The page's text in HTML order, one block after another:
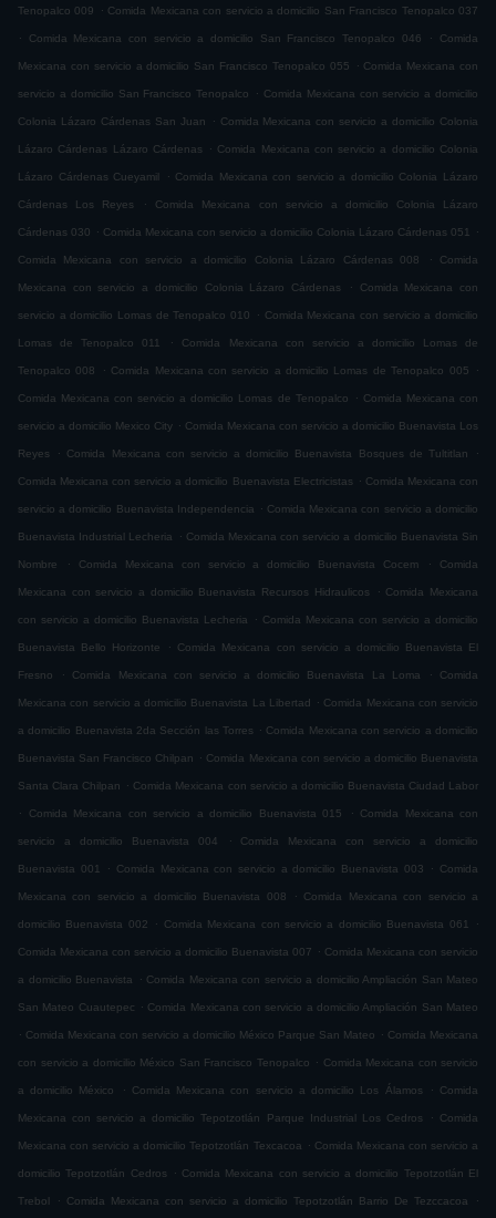
Tenopalco 009 . Comida Mexicana con servicio a domicilio San Francisco Tenopalco 037
.
Comida Mexicana con servicio a domicilio San Francisco Tenopalco 046 . Comida
Mexicana con servicio a domicilio San Francisco Tenopalco 055 . Comida Mexicana con
servicio a domicilio San Francisco Tenopalco . Comida Mexicana con servicio a domicilio
Colonia Lázaro Cárdenas San Juan . Comida Mexicana con servicio a domicilio Colonia
Lázaro Cárdenas Lázaro Cárdenas . Comida Mexicana con servicio a domicilio Colonia
Lázaro Cárdenas Cueyamil . Comida Mexicana con servicio a domicilio Colonia Lázaro
Cárdenas Los Reyes . Comida Mexicana con servicio a domicilio Colonia Lázaro
Cárdenas 030 . Comida Mexicana con servicio a domicilio Colonia Lázaro Cárdenas 051 .
Comida Mexicana con servicio a domicilio Colonia Lázaro Cárdenas 008 . Comida
Mexicana con servicio a domicilio Colonia Lázaro Cárdenas . Comida Mexicana con
servicio a domicilio Lomas de Tenopalco 010 . Comida Mexicana con servicio a domicilio
Lomas de Tenopalco 011 . Comida Mexicana con servicio a domicilio Lomas de
Tenopalco 008 . Comida Mexicana con servicio a domicilio Lomas de Tenopalco 005 .
Comida Mexicana con servicio a domicilio Lomas de Tenopalco . Comida Mexicana con
servicio a domicilio Mexico City . Comida Mexicana con servicio a domicilio Buenavista Los
Reyes . Comida Mexicana con servicio a domicilio Buenavista Bosques de Tultitlan .
Comida Mexicana con servicio a domicilio Buenavista Electricistas . Comida Mexicana con
servicio a domicilio Buenavista Independencia . Comida Mexicana con servicio a domicilio
Buenavista Industrial Lecheria . Comida Mexicana con servicio a domicilio Buenavista Sin
Nombre . Comida Mexicana con servicio a domicilio Buenavista Cocem . Comida
Mexicana con servicio a domicilio Buenavista Recursos Hidraulicos . Comida Mexicana
con servicio a domicilio Buenavista Lecheria . Comida Mexicana con servicio a domicilio
Buenavista Bello Horizonte . Comida Mexicana con servicio a domicilio Buenavista El
Fresno . Comida Mexicana con servicio a domicilio Buenavista La Loma . Comida
Mexicana con servicio a domicilio Buenavista La Libertad . Comida Mexicana con servicio
a domicilio Buenavista 2da Sección las Torres . Comida Mexicana con servicio a domicilio
Buenavista San Francisco Chilpan . Comida Mexicana con servicio a domicilio Buenavista
Santa Clara Chilpan . Comida Mexicana con servicio a domicilio Buenavista Ciudad Labor
.
Comida Mexicana con servicio a domicilio Buenavista 015 . Comida Mexicana con
servicio a domicilio Buenavista 004 . Comida Mexicana con servicio a domicilio
Buenavista 001 . Comida Mexicana con servicio a domicilio Buenavista 003 . Comida
Mexicana con servicio a domicilio Buenavista 008 . Comida Mexicana con servicio a
domicilio Buenavista 002 . Comida Mexicana con servicio a domicilio Buenavista 061 .
Comida Mexicana con servicio a domicilio Buenavista 007 . Comida Mexicana con servicio
a domicilio Buenavista . Comida Mexicana con servicio a domicilio Ampliación San Mateo
San Mateo Cuautepec . Comida Mexicana con servicio a domicilio Ampliación San Mateo
. Comida Mexicana con servicio a domicilio México Parque San Mateo . Comida Mexicana
con servicio a domicilio México San Francisco Tenopalco . Comida Mexicana con servicio
a domicilio México . Comida Mexicana con servicio a domicilio Los Álamos . Comida
Mexicana con servicio a domicilio Tepotzotlán Parque Industrial Los Cedros . Comida
Mexicana con servicio a domicilio Tepotzotlán Texcacoa . Comida Mexicana con servicio a
domicilio Tepotzotlán Cedros . Comida Mexicana con servicio a domicilio Tepotzotlán El
Trebol . Comida Mexicana con servicio a domicilio Tepotzotlán Barrio De Tezccacoa .